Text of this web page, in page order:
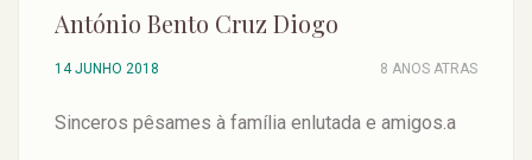
António Bento Cruz Diogo
14 JUNHO 2018 8 ANOS ATRAS
Sinceros pêsames à família enlutada e amigos.a